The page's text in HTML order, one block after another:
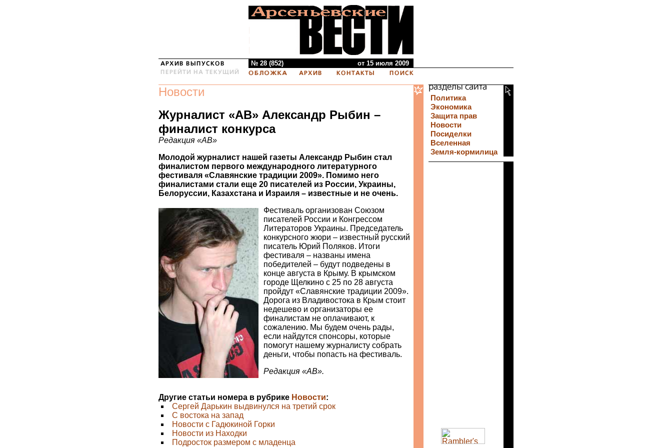
№ 28 (852) от 15 июля 2009
Новости
Журналист «АВ» Александр Рыбин –
финалист конкурса
Редакция «АВ»
Молодой журналист нашей газеты Александр Рыбин стал
финалистом первого международного литературного
фестиваля «Славянские традиции 2009». Помимо него
финалистами стали еще 20 писателей из России, Украины,
Белоруссии, Казахстана и Израиля – известные и не очень.
Фестиваль организован Союзом
писателей России и Конгрессом
Литераторов Украины. Председатель
конкурсного жюри – известный русский
писатель Юрий Поляков. Итоги
фестиваля – названы имена
победителей – будут подведены в
конце августа в Крыму. В крымском
городе Щелкино с 25 по 28 августа
пройдут «Славянские традиции 2009».
Дорога из Владивостока в Крым стоит
недешево и организаторы ее
финалистам не оплачивают, к
сожалению. Мы будем очень рады,
если найдутся спонсоры, которые
помогут нашему журналисту собрать
деньги, чтобы попасть на фестиваль.
Редакция «АВ».
Другие статьи номера в рубрике Новости:
Сергей Дарькин выдвинулся на третий срок
C востока на запад
Новости с Гадюкиной Горки
Новости из Находки
Подросток размером с младенца
Политика
Экономика
Защита прав
Новости
Посиделки
Вселенная
Земля-кормилица